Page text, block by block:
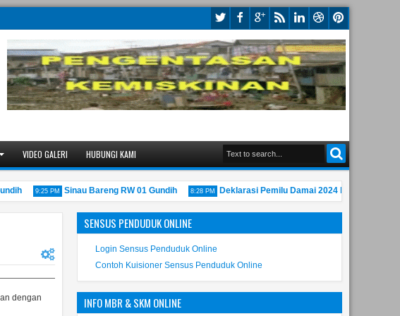
VIDEO GALERI HUBUNGI KAMI
9:25 PM Sinau Bareng RW 01 Gundih 8:28 PM Deklarasi Pemilu Damai 2024 Kecamatan
dengan
SENSUS PENDUDUK ONLINE
Login Sensus Penduduk Online
Contoh Kuisioner Sensus Penduduk Online
INFO MBR & SKM ONLINE